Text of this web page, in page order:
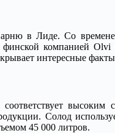
в Лиде. Со
компанией
интересные
высоким
Солод
45 000 литров.